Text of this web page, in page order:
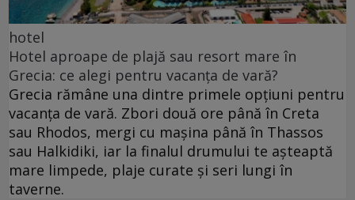
hotel
Hotel aproape de plajă sau resort mare în
Grecia: ce alegi pentru vacanța de vară?
Grecia rămâne una dintre primele opțiuni pentru
vacanța de vară. Zbori două ore până în Creta
sau Rhodos, mergi cu mașina până în Thassos
sau Halkidiki, iar la finalul drumului te așteaptă
mare limpede, plaje curate și seri lungi în
taverne.